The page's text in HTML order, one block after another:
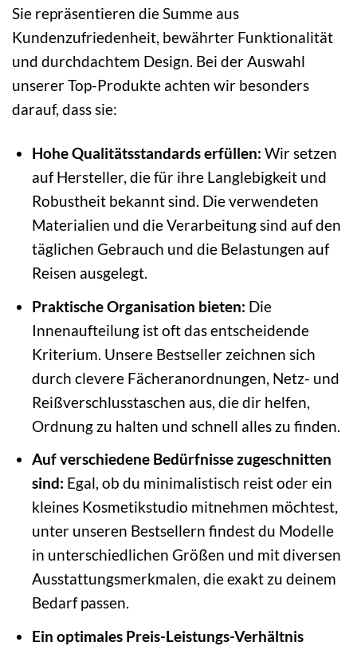
Sie repräsentieren die Summe aus
Kundenzufriedenheit, bewährter Funktionalität
und durchdachtem Design. Bei der Auswahl
unserer Top-Produkte achten wir besonders
darauf, dass sie:
Hohe Qualitätsstandards erfüllen: Wir setzen
auf Hersteller, die für ihre Langlebigkeit und
Robustheit bekannt sind. Die verwendeten
Materialien und die Verarbeitung sind auf den
täglichen Gebrauch und die Belastungen auf
Reisen ausgelegt.
Praktische Organisation bieten: Die
Innenaufteilung ist oft das entscheidende
Kriterium. Unsere Bestseller zeichnen sich
durch clevere Fächeranordnungen, Netz- und
Reißverschlusstaschen aus, die dir helfen,
Ordnung zu halten und schnell alles zu finden.
Auf verschiedene Bedürfnisse zugeschnitten
sind: Egal, ob du minimalistisch reist oder ein
kleines Kosmetikstudio mitnehmen möchtest,
unter unseren Bestsellern findest du Modelle
in unterschiedlichen Größen und mit diversen
Ausstattungsmerkmalen, die exakt zu deinem
Bedarf passen.
Ein optimales Preis-Leistungs-Verhältnis